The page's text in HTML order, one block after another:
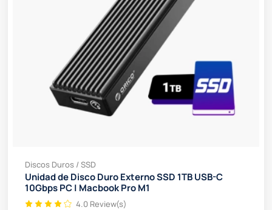
Discos Duros / SSD
Unidad de Disco Duro Externo SSD 1TB USB-C
10Gbps PC | Macbook Pro M1
4.0 Review(s)